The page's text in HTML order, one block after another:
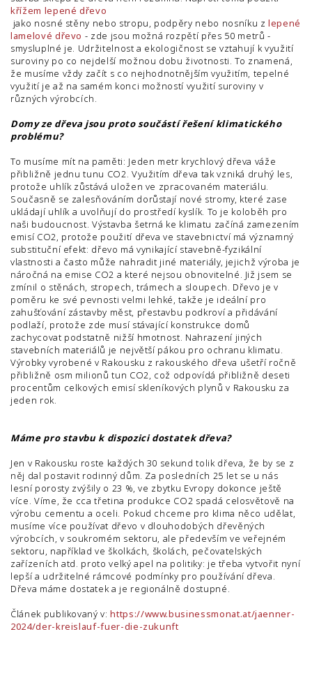
křížem lepené dřevo
jako nosné stěny nebo stropu, podpěry nebo nosníku zlepené
lamelové dřevo - zde jsou možná rozpětí přes 50 metrů -
smysluplné je. Udržitelnost a ekologičnost se vztahují k využití
suroviny po co nejdelší možnou dobu životnosti. To znamená,
že musíme vždy začít s co nejhodnotnějším využitím, tepelné
využití je až na samém konci možností využití suroviny v
různých výrobcích.
Domy ze dřeva jsou proto součástí řešení klimatického
problému?
To musíme mít na paměti: Jeden metr krychlový dřeva váže
přibližně jednu tunu CO2. Využitím dřeva tak vzniká druhý les,
protože uhlík zůstává uložen ve zpracovaném materiálu.
Současně se zalesňováním dorůstají nové stromy, které zase
ukládají uhlík a uvolňují do prostředí kyslík. To je koloběh pro
naši budoucnost. Výstavba šetrná ke klimatu začíná zamezením
emisí CO2, protože použití dřeva ve stavebnictví má významný
substituční efekt: dřevo má vynikající stavebně-fyzikální
vlastnosti a často může nahradit jiné materiály, jejichž výroba je
náročná na emise CO2 a které nejsou obnovitelné. Již jsem se
zmínil o stěnách, stropech, trámech a sloupech. Dřevo je v
poměru ke své pevnosti velmi lehké, takže je ideální pro
zahušťování zástavby měst, přestavbu podkroví a přidávání
podlaží, protože zde musí stávající konstrukce domů
zachycovat podstatně nižší hmotnost. Nahrazení jiných
stavebních materiálů je největší pákou pro ochranu klimatu.
Výrobky vyrobené v Rakousku z rakouského dřeva ušetří ročně
přibližně osm milionů tun CO2, což odpovídá přibližně deseti
procentům celkových emisí skleníkových plynů v Rakousku za
jeden rok.
Máme pro stavbu k dispozici dostatek dřeva?
Jen v Rakousku roste každých 30 sekund tolik dřeva, že by se z
něj dal postavit rodinný dům. Za posledních 25 let se u nás
lesní porosty zvýšily o 23 %, ve zbytku Evropy dokonce ještě
více. Víme, že cca třetina produkce CO2 spadá celosvětově na
výrobu cementu a oceli. Pokud chceme pro klima něco udělat,
musíme více používat dřevo v dlouhodobých dřevěných
výrobcích, v soukromém sektoru, ale především ve veřejném
sektoru, například ve školkách, školách, pečovatelských
zařízeních atd. proto velký apel na politiky: je třeba vytvořit nyní
lepší a udržitelné rámcové podmínky pro používání dřeva.
Dřeva máme dostatek a je regionálně dostupné.
Článek publikovaný v:https://www.businessmonat.at/jaenner-
2024/der-kreislauf-fuer-die-zukunft